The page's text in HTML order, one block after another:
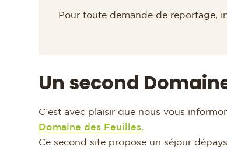
Pour toute demande de reportage,
Un second
C’est avec plaisir que nous vous
Domaine des Feuilles.
Ce second site propose un séjour